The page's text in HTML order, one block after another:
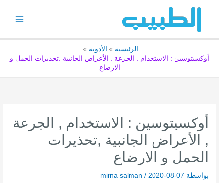
الرئيسية
الأدوية
أوكسيتوسين : الاستخدام , الجرعة , الأعراض الجانبية ,تحذيرات الحمل و
الارضاع
أوكسيتوسين : الاستخدام , الجرعة
, الأعراض الجانبية ,تحذيرات
الحمل و الارضاع
بواسطة mirna salman / 2020-08-07